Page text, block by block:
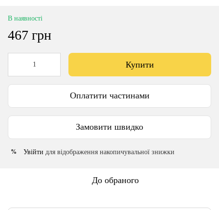
В наявності
467 грн
Купити
Оплатити частинами
Замовити швидко
% Увійти для відображення накопичувальної знижки
До обраного